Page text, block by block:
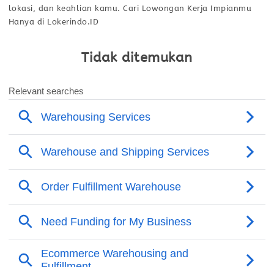
lokasi, dan keahlian kamu. Cari Lowongan Kerja Impianmu
Hanya di Lokerindo.ID
Tidak ditemukan